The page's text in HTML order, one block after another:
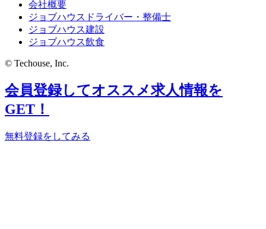
会社概要
ジョブハウスドライバー・整備士
ジョブハウス建設
ジョブハウス飲食
© Techouse, Inc.
会員登録してオススメ求人情報を
GET！
無料登録をしてみる